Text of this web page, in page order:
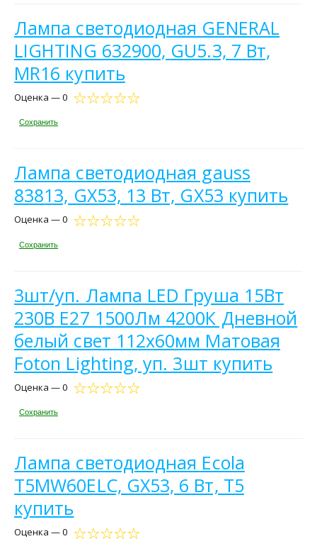
Лампа светодиодная GENERAL
LIGHTING 632900, GU5.3, 7 Вт,
MR16 купить
Оценка — 0
Сохранить
Лампа светодиодная gauss
83813, GX53, 13 Вт, GX53 купить
Оценка — 0
Сохранить
3шт/уп. Лампа LED Груша 15Вт
230В E27 1500Лм 4200К Дневной
белый свет 112х60мм Матовая
Foton Lighting, уп. 3шт купить
Оценка — 0
Сохранить
Лампа светодиодная Ecola
T5MW60ELC, GX53, 6 Вт, T5
купить
Оценка — 0